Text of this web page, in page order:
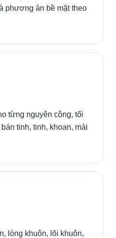
phương án bề mặt theo
từng nguyên công, tối
tinh, tinh, khoan, mài
lòng khuôn, lõi khuôn,